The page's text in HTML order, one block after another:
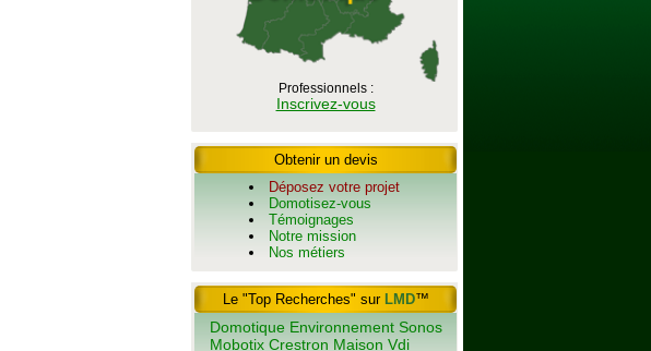
Professionnels :
Inscrivez-vous
Obtenir un devis
Déposez votre projet
Domotisez-vous
Témoignages
Notre mission
Nos métiers
Le "Top Recherches" sur LMD™
Domotique Environnement Sonos
Mobotix Crestron Maison Vdi